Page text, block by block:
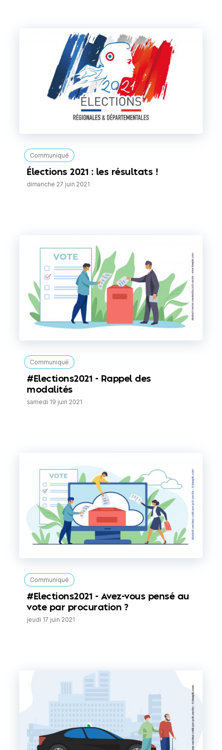
Communiqué
Élections 2021 : les résultats !
dimanche 27 juin 2021
Communiqué
#Elections2021 - Rappel des
modalités
samedi 19 juin 2021
Communiqué
#Elections2021 - Avez-vous pensé au
vote par procuration ?
jeudi 17 juin 2021